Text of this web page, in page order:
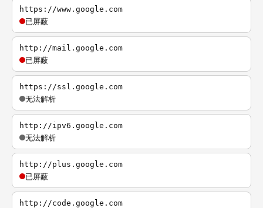
https://www.google.com
已屏蔽
http://mail.google.com
已屏蔽
https://ssl.google.com
无法解析
http://ipv6.google.com
无法解析
http://plus.google.com
已屏蔽
http://code.google.com